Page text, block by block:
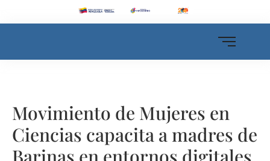
Movimiento de Mujeres en
Ciencias capacita a madres de
Barinas en entornos digitales